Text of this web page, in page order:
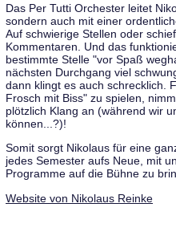
Das Per Tutti Orchester leitet
sondern auch mit einer
Auf schwierige Stellen oder
Kommentaren. Und das
bestimmte Stelle "vor Spaß
nächsten Durchgang viel
dann klingt es auch schrecklich.
Frosch mit Biss" zu spielen,
plötzlich Klang an (während wir
können...?)!
Somit sorgt Nikolaus für eine
jedes Semester aufs Neue, mit
Programme auf die Bühne zu
Website von Nikolaus Reinke